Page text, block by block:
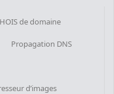
de domaine
Propagation DNS
d’images